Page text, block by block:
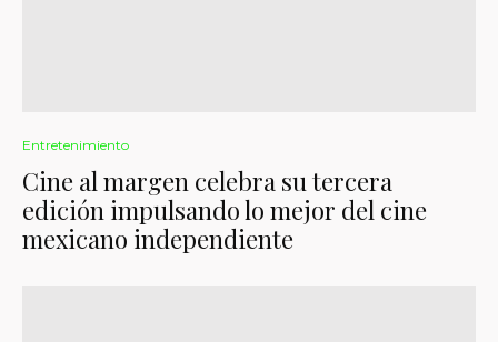
Entretenimiento
Cine al margen celebra su tercera
edición impulsando lo mejor del cine
mexicano independiente